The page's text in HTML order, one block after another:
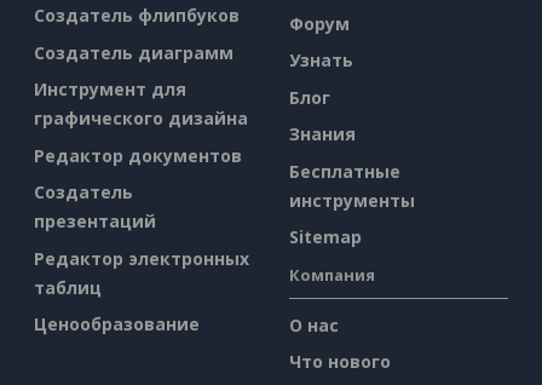
Создатель флипбуков
Создатель диаграмм
Инструмент для
графического дизайна
Редактор документов
Создатель
презентаций
Редактор электронных
таблиц
Ценообразование
Форум
Узнать
Блог
Знания
Бесплатные
инструменты
Sitemap
Компания
О нас
Что нового